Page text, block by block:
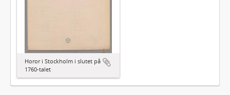
Horor i Stockholm i slutet på
1760-talet